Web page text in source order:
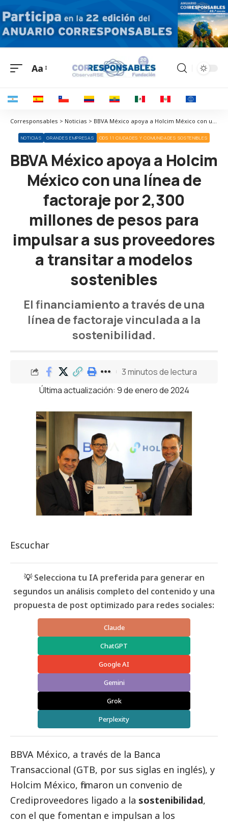
Aa
Corresponsables > Noticias > BBVA México apoya a Holcim México con una línea de factoraje por 2,300 millones de pesos para impulsar a sus proveedores a transitar a modelos sostenibles
NOTICIAS GRANDES EMPRESAS ODS 11 CIUDADES Y COMUNIDADES SOSTENIBLES
BBVA México apoya a Holcim
México con una línea de
factoraje por 2,300
millones de pesos para
impulsar a sus proveedores
a transitar a modelos
sostenibles
El financiamiento a través de una
línea de factoraje vinculada a la
sostenibilidad.
Última actualización: 9 de enero de 2024
3 minutos de lectura
Escuchar
💡 Selecciona tu IA preferida para generar en
segundos un análisis completo del contenido y una
propuesta de post optimizado para redes sociales:
Claude
ChatGPT
Google AI
Gemini
Grok
Perplexity
BBVA México, a través de la Banca
Transaccional (GTB, por sus siglas en inglés), y
Holcim México, firmaron un convenio de
Crediproveedores ligado a la sostenibilidad,
con el que fomentan e impulsan a los